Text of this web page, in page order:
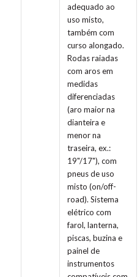
adequado ao
uso misto,
também com
curso alongado.
Rodas raiadas
com aros em
medidas
diferenciadas
(aro maior na
dianteira e
menor na
traseira, ex.:
19"/17"), com
pneus de uso
misto (on/off-
road). Sistema
elétrico com
farol, lanterna,
piscas, buzina e
painel de
instrumentos